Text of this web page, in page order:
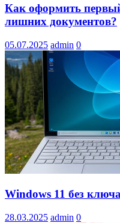
Как оформить
лишних документов?
05.07.2025 admin 0
Windows 11 без
28.03.2025 admin 0